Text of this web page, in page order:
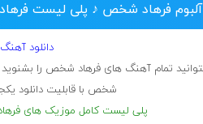
آلبوم فرهاد شخص ♪ پلی لیست
دانلود
تمام آهنگ های فرهاد شخص را
شخص با قابلیت دانلود
پلی لیست کامل موزیک های